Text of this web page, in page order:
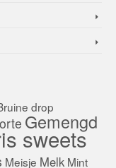
drop
Gemengd
sweets
Meisje Melk Mint